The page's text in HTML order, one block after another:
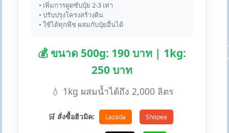
• เพิ่มการดูดซับปุ๋ย 2-3 เท่า
• ปรับปรุงโครงสร้างดิน
• ใช้ได้ทุกพืช ผสมกับปุ๋ยอื่นได้
💰 ขนาด 500g: 190 บาท | 1kg:
250 บาท
💧 1kg ผสมน้ำได้ถึง 2,000 ลิตร
🛒 สั่งซื้อฮิวมิค: Lazada Shopee